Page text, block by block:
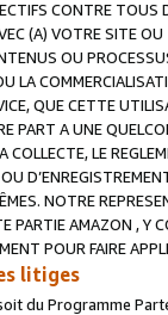
CONTRE
(A) VOTRE SITE
OU
LA
QUE CETTE
PART A UNE
COLLECTE, LE
NOTRE
AMAZON , Y
POUR FAIRE
litiges
du Programme